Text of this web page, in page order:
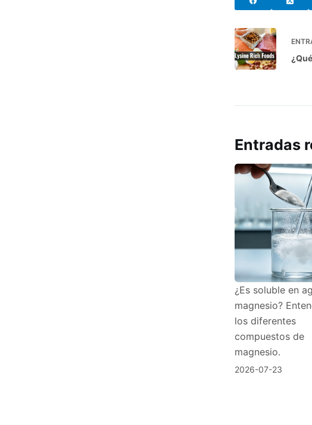
Entradas
¿Es soluble en
magnesio?
los diferentes
compuestos de
magnesio.
2026-07-23